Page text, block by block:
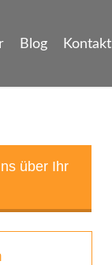
Blog Kontakt
über Ihr